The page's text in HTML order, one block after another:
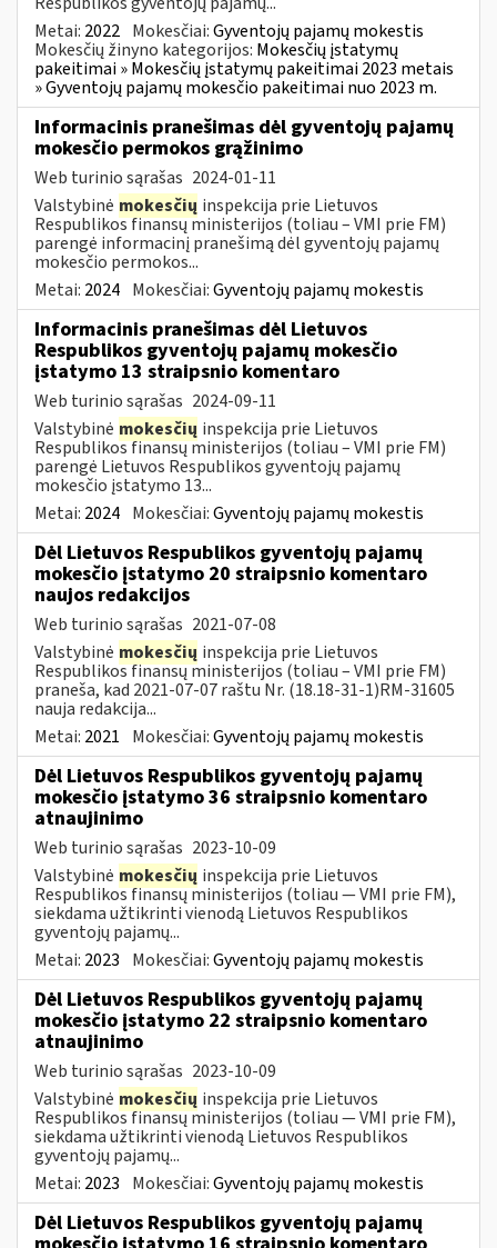
Metai: 2022 Mokesčiai:Gyventojų pajamų mokestis
Mokesčių žinyno kategorijos: Mokesčių įstatymų
pakeitimai » Mokesčių įstatymų pakeitimai 2023 metais
» Gyventojų pajamų mokesčio pakeitimai nuo 2023 m.
Informacinis pranešimas dėl gyventojų pajamų
mokesčio permokos grąžinimo
Web turinio sąrašas 2024-01-11
Valstybinė mokesčių inspekcija prie Lietuvos
Respublikos finansų ministerijos (toliau – VMI prie FM)
parengė informacinį pranešimą dėl gyventojų pajamų
mokesčio permokos...
Metai: 2024 Mokesčiai:Gyventojų pajamų mokestis
Informacinis pranešimas dėl Lietuvos
Respublikos gyventojų pajamų mokesčio
įstatymo 13 straipsnio komentaro
Web turinio sąrašas 2024-09-11
Valstybinė mokesčių inspekcija prie Lietuvos
Respublikos finansų ministerijos (toliau – VMI prie FM)
parengė Lietuvos Respublikos gyventojų pajamų
mokesčio įstatymo 13...
Metai: 2024 Mokesčiai:Gyventojų pajamų mokestis
Dėl Lietuvos Respublikos gyventojų pajamų
mokesčio įstatymo 20 straipsnio komentaro
naujos redakcijos
Web turinio sąrašas 2021-07-08
Valstybinė mokesčių inspekcija prie Lietuvos
Respublikos finansų ministerijos (toliau – VMI prie FM)
praneša, kad 2021-07-07 raštu Nr. (18.18-31-1)RM-31605
nauja redakcija...
Metai: 2021 Mokesčiai:Gyventojų pajamų mokestis
Dėl Lietuvos Respublikos gyventojų pajamų
mokesčio įstatymo 36 straipsnio komentaro
atnaujinimo
Web turinio sąrašas 2023-10-09
Valstybinė mokesčių inspekcija prie Lietuvos
Respublikos finansų ministerijos (toliau — VMI prie FM),
siekdama užtikrinti vienodą Lietuvos Respublikos
gyventojų pajamų...
Metai: 2023 Mokesčiai:Gyventojų pajamų mokestis
Dėl Lietuvos Respublikos gyventojų pajamų
mokesčio įstatymo 22 straipsnio komentaro
atnaujinimo
Web turinio sąrašas 2023-10-09
Valstybinė mokesčių inspekcija prie Lietuvos
Respublikos finansų ministerijos (toliau — VMI prie FM),
siekdama užtikrinti vienodą Lietuvos Respublikos
gyventojų pajamų...
Metai: 2023 Mokesčiai:Gyventojų pajamų mokestis
Dėl Lietuvos Respublikos gyventojų pajamų